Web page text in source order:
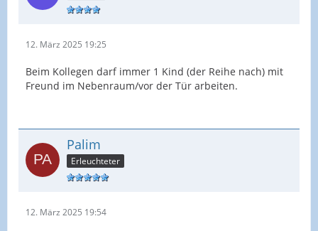
12. März 2025 19:25
Beim Kollegen darf immer 1 Kind (der Reihe nach) mit
Freund im Nebenraum/vor der Tür arbeiten.
Palim
Erleuchteter
12. März 2025 19:54